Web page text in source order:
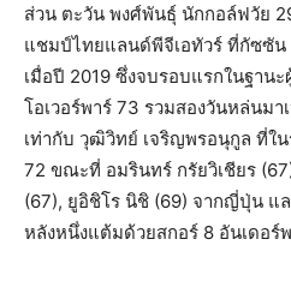
ส่วน ตะวัน พงศ์พันธุ์ นักกอล์ฟวัย
แชมป์ไทยแลนด์พีจีเอทัวร์ ที่กัซซั
เมื่อปี 2019 ซึ่งจบรอบแรกในฐานะ
โอเวอร์พาร์ 73 รวมสองวันหล่นมา
เท่ากับ วุฒิวิทย์ เจริญพรอนุกูล ที่ใน
72 ขณะที่ อมรินทร์ กรัยวิเชียร
(67), ยูอิชิโร นิชิ (69)​ จากญี่ปุ่น แ
หลังหนึ่งแต้มด้วยสกอร์ 8 อันเดอร์